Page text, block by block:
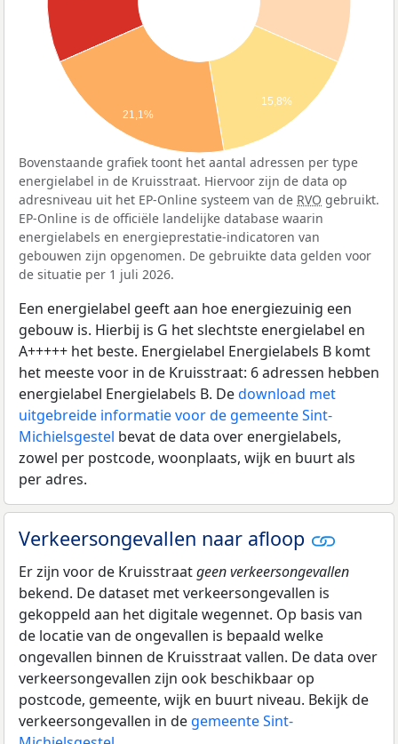
15,8%
21,1%
Bovenstaande grafiek toont het aantal adressen per type
energielabel in de Kruisstraat. Hiervoor zijn de data op
adresniveau uit het EP-Online systeem van de RVO gebruikt.
EP-Online is de officiële landelijke database waarin
energielabels en energieprestatie-indicatoren van
gebouwen zijn opgenomen. De gebruikte data gelden voor
de situatie per 1 juli 2026.
Een energielabel geeft aan hoe energiezuinig een
gebouw is. Hierbij is G het slechtste energielabel en
A+++++ het beste. Energielabel Energielabels B komt
het meeste voor in de Kruisstraat: 6 adressen hebben
energielabel Energielabels B. Dedownload met
uitgebreide informatie voor de gemeente Sint-
Michielsgestel bevat de data over energielabels,
zowel per postcode, woonplaats, wijk en buurt als
per adres.
Verkeersongevallen naar afloop
Er zijn voor de Kruisstraatgeen verkeersongevallen
bekend. De dataset met verkeersongevallen is
gekoppeld aan het digitale wegennet. Op basis van
de locatie van de ongevallen is bepaald welke
ongevallen binnen de Kruisstraat vallen. De data over
verkeersongevallen zijn ook beschikbaar op
postcode, gemeente, wijk en buurt niveau. Bekijk de
verkeersongevallen in de gemeente Sint-